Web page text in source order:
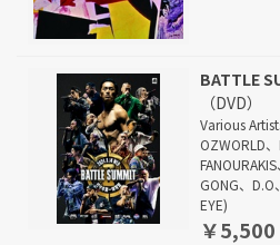
BATTLE
（DVD）
Various
OZWORLD
GONG、D.O
EYE)
￥5,500